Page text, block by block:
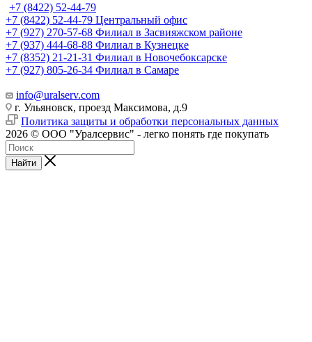
+7 (8422) 52-44-79
+7 (8422) 52-44-79 Центральный офис
+7 (927) 270-57-68 Филиал в Засвияжском районе
+7 (937) 444-68-88 Филиал в Кузнецке
+7 (8352) 21-21-31 Филиал в Новочебоксарске
+7 (927) 805-26-34 Филиал в Самаре
info@uralserv.com
г. Ульяновск, проезд Максимова, д.9
Политика защиты и обработки персональных данных
2026 © ООО "Уралсервис" - легко понять где покупать
Найти